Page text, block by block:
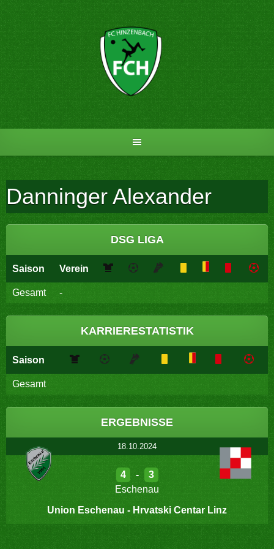
to
Danninger Alexander
DSG LIGA
Saison Verein
Gesamt -
KARRIERESTATISTIK
Saison
Gesamt
ERGEBNISSE
18.10.2024
4 -
3
Eschenau
Union Eschenau - Hrvatski Centar Linz